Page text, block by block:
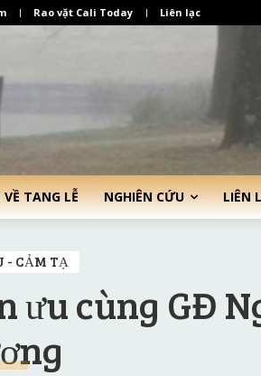
Rao vặt Cali Today Liên lạc
VỀ TANG LỄ NGHIÊN CỨU LIÊN
- CẢM TẠ
ưu cùng GĐ